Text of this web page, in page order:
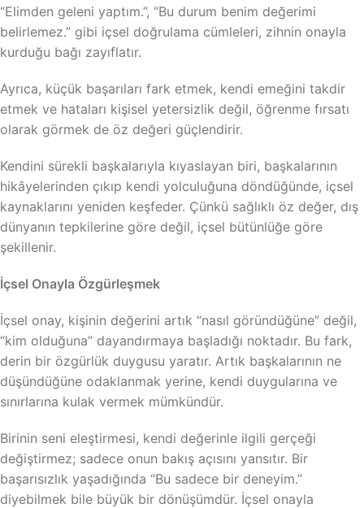
“Elimden geleni yaptım.”, “Bu durum benim değerimi
belirlemez.” gibi içsel doğrulama cümleleri, zihnin onayla
kurduğu bağı zayıflatır.
Ayrıca, küçük başarıları fark etmek, kendi emeğini takdir
etmek ve hataları kişisel yetersizlik değil, öğrenme fırsatı
olarak görmek de öz değeri güçlendirir.
Kendini sürekli başkalarıyla kıyaslayan biri, başkalarının
hikâyelerinden çıkıp kendi yolculuğuna döndüğünde, içsel
kaynaklarını yeniden keşfeder. Çünkü sağlıklı öz değer, dış
dünyanın tepkilerine göre değil, içsel bütünlüğe göre
şekillenir.
İçsel Onayla Özgürleşmek
İçsel onay, kişinin değerini artık “nasıl göründüğüne” değil,
“kim olduğuna” dayandırmaya başladığı noktadır. Bu fark,
derin bir özgürlük duygusu yaratır. Artık başkalarının ne
düşündüğüne odaklanmak yerine, kendi duygularına ve
sınırlarına kulak vermek mümkündür.
Birinin seni eleştirmesi, kendi değerinle ilgili gerçeği
değiştirmez; sadece onun bakış açısını yansıtır. Bir
başarısızlık yaşadığında “Bu sadece bir deneyim.”
diyebilmek bile büyük bir dönüşümdür. İçsel onayla